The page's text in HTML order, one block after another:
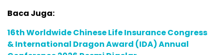
Baca Juga:
16th Worldwide Chinese Life Insurance Congress
& International Dragon Award (IDA) Annual